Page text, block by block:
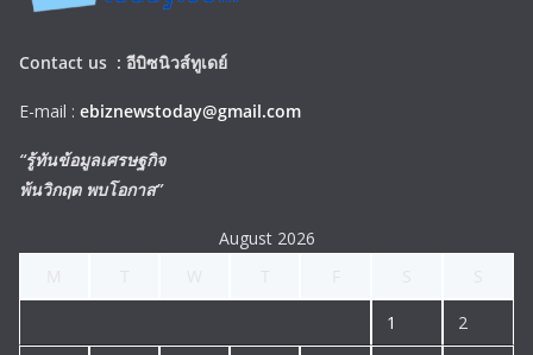
Contact us : อีบิซนิวส์ทูเดย์
E-mail : ebiznewstoday@gmail.com
“รู้ทันข้อมูลเศรษฐกิจ
พ้นวิกฤต พบโอกาส”
August 2026
1 2